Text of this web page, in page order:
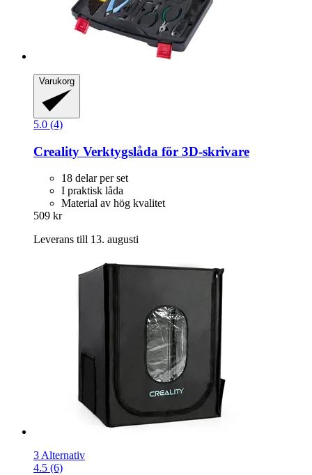
Varukorg
5.0 (4)
Creality Verktygslåda för 3D-​skrivare
18 delar per set
I praktisk låda
Material av hög kvalitet
509 kr
Leverans till 13. augusti
3 Alternativ
4.5 (6)